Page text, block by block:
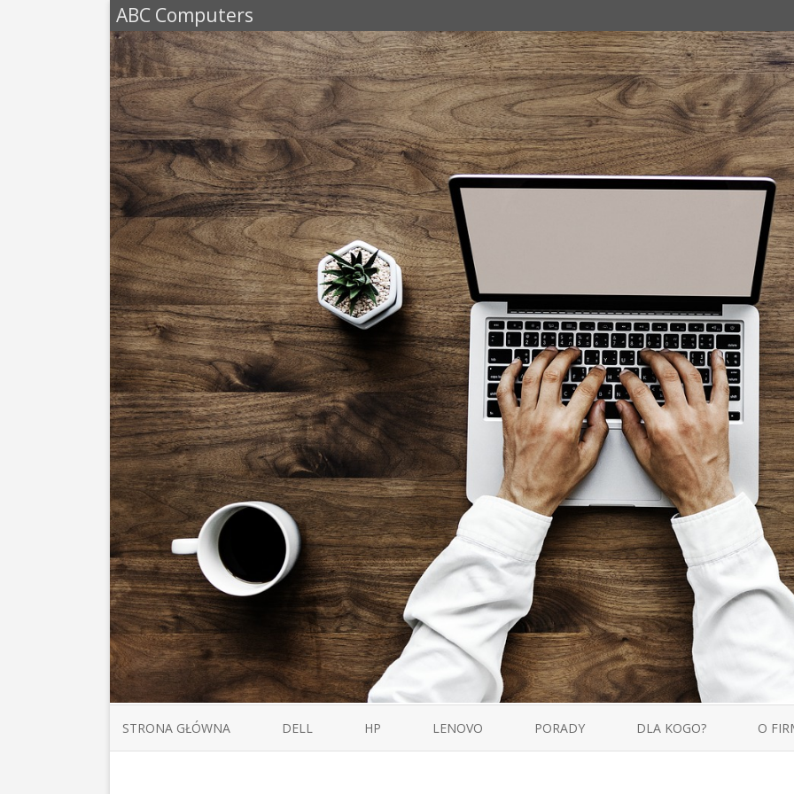
ABC Computers
STRONA GŁÓWNA DELL HP LENOVO PORADY DLA KOGO? O